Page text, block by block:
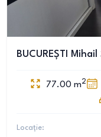
BUCUREȘTI
77.00 m2
Locație: